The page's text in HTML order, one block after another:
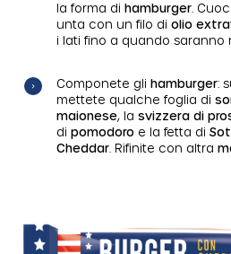
la forma di hamburger .
unta con un filo di olio
i lati fino a quando saranno
Componete gli hamburger:
mettete qualche foglia di
maionese, la svizzera di
di pomodoro e la fetta di
Cheddar . Rifinite con altra